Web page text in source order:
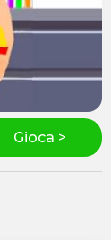
Gioca >